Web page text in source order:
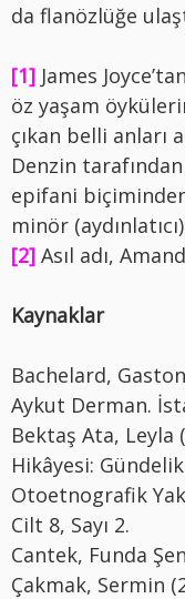
da flanözlüğe
[1] James
öz yaşam
çıkan belli anları
Denzin
epifani
minör
[2] Asıl adı,
Kaynaklar
Bachelard,
Aykut Derman.
Bektaş Ata, Leyla
Hikâyesi:
Otoetnografik
Cilt 8, Sayı 2.
Cantek, Funda
Çakmak, Sermin